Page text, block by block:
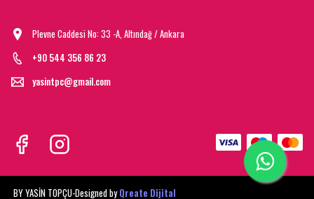
Plevne Caddesi No: 33 -A, Altındağ / Ankara
+90 544 356 86 23
yasintpc@gmail.com
BY YASİN TOPÇU-Designed byQreate Dijital